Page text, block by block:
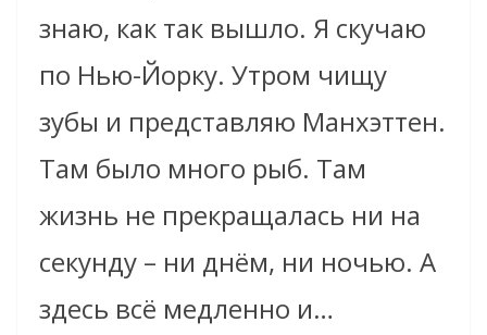
знаю, как так вышло. Я скучаю
по Нью-Йорку. Утром чищу
зубы и представляю Манхэттен.
Там было много рыб. Там
жизнь не прекращалась ни на
секунду – ни днём, ни ночью. А
здесь всё медленно и…